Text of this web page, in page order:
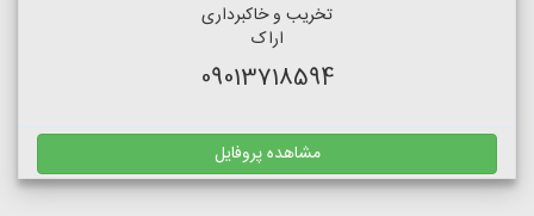
تخریب و خاکبرداری
اراک
09013718594
مشاهده پروفایل